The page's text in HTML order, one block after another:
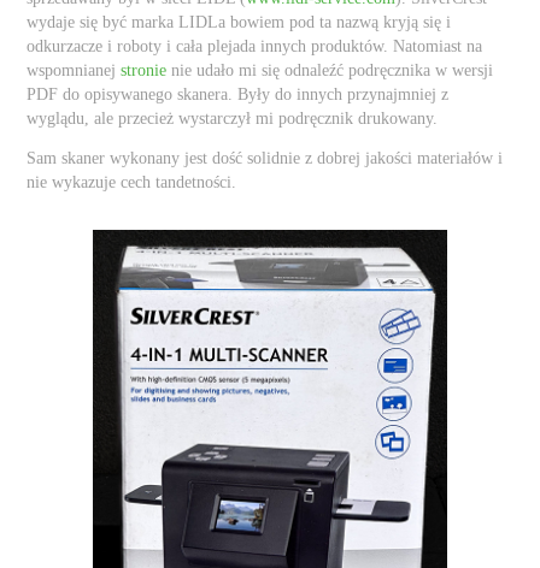
wydaje się być marka LIDLa bowiem pod ta nazwą kryją się i
odkurzacze i roboty i cała plejada innych produktów. Natomiast na
wspomnianejstronie nie udało mi się odnaleźć podręcznika w wersji
PDF do opisywanego skanera. Były do innych przynajmniej z
wyglądu, ale przecież wystarczył mi podręcznik drukowany.
Sam skaner wykonany jest dość solidnie z dobrej jakości materiałów i
nie wykazuje cech tandetności.